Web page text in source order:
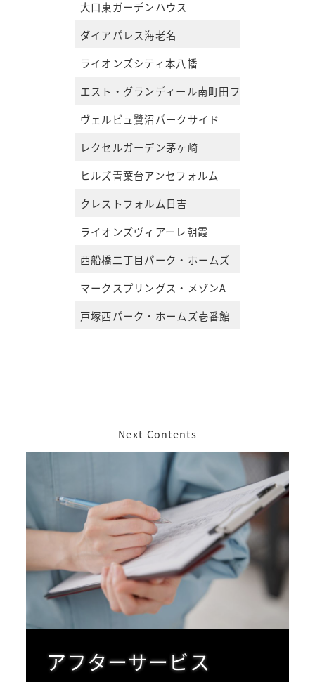
大口東ガーデンハウス
ダイアパレス海老名
ライオンズシティ本八幡
エスト・グランディール南町田フェアリーコート
ヴェルビュ鷺沼パークサイド
レクセルガーデン茅ヶ崎
ヒルズ青葉台アンセフォルム
クレストフォルム日吉
ライオンズヴィアーレ朝霞
西船橋二丁目パーク・ホームズ
マークスプリングス・メゾンA
戸塚西パーク・ホームズ壱番館
Next Contents
アフターサービス